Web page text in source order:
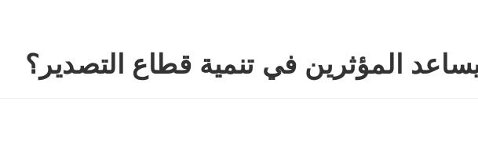
المؤثرين في تنمية قطاع التصدير؟